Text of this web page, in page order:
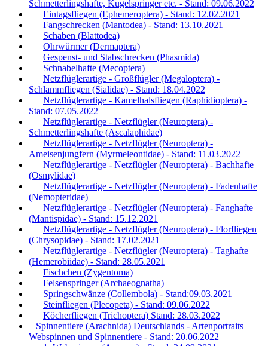
Schmetterlingshafte, Kugelspringer etc. - Stand: 09.06.2022
Eintagsfliegen (Ephemeroptera) - Stand: 12.02.2021
Fangschrecken (Mantodea) - Stand: 13.10.2021
Schaben (Blattodea)
Ohrwürmer (Dermaptera)
Gespenst- und Stabschrecken (Phasmida)
Schnabelhafte (Mecoptera)
Netzflüglerartige - Großflügler (Megaloptera) -
Schlammfliegen (Sialidae) - Stand: 18.04.2022
Netzflüglerartige - Kamelhalsfliegen (Raphidioptera) -
Stand: 07.05.2022
Netzflüglerartige - Netzflügler (Neuroptera) -
Schmetterlingshafte (Ascalaphidae)
Netzflüglerartige - Netzflügler (Neuroptera) -
Ameisenjungfern (Myrmeleontidae) - Stand: 11.03.2022
Netzflüglerartige - Netzflügler (Neuroptera) - Bachhafte
(Osmylidae)
Netzflüglerartige - Netzflügler (Neuroptera) - Fadenhafte
(Nemopteridae)
Netzflüglerartige - Netzflügler (Neuroptera) - Fanghafte
(Mantispidae) - Stand: 15.12.2021
Netzflüglerartige - Netzflügler (Neuroptera) - Florfliegen
(Chrysopidae) - Stand: 17.02.2021
Netzflüglerartige - Netzflügler (Neuroptera) - Taghafte
(Hemerobiidae) - Stand: 28.05.2021
Fischchen (Zygentoma)
Felsenspringer (Archaeognatha)
Springschwänze (Collembola) - Stand:09.03.2021
Steinfliegen (Plecopeta) - Stand: 09.06.2022
Köcherfliegen (Trichoptera) Stand: 28.03.2022
Spinnentiere (Arachnida) Deutschlands - Artenportraits
Webspinnen und Spinnentiere - Stand: 20.06.2022